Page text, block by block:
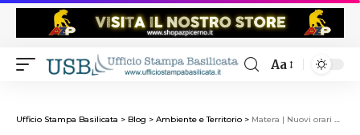
Aa
Ufficio Stampa Basilicata > Blog > Ambiente e Territorio > Matera | Nuovi orari per la Ztl